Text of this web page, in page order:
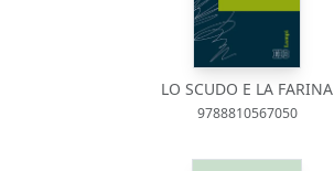
LO SCUDO E LA FARINA
9788810567050